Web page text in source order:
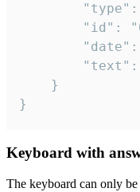
}
Keyboard with
The keyboard can only